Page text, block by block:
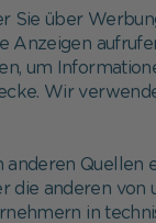
Sie über
Anzeigen
um
Wir
anderen
die anderen von
in